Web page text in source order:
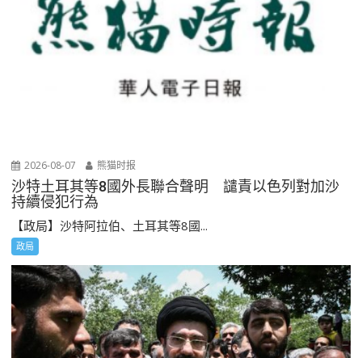
2026-08-07 熊猫时报
沙特土耳其等8國外長聯合聲明 譴責以色列對加沙
持續侵犯行為
【政局】沙特阿拉伯、土耳其等8國...
政局